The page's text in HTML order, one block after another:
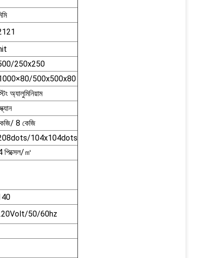
250x250
500x500x80
অ্যালুমিনিয়াম
8 কেজি
104x104dots
㎡
50/60hz